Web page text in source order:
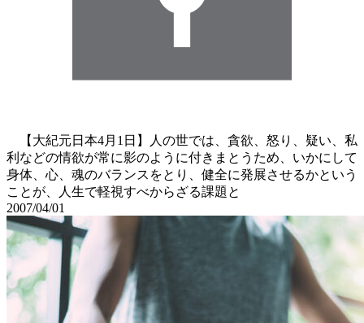
【大紀元日本4月1日】人の世では、貪欲、怒り、疑い、私
利などの情欲が常に影のように付きまとうため、いかにして
身体、心、魂のバランスをとり、健全に発展させるかという
ことが、人生で軽視すべからざる課題と
2007/04/01